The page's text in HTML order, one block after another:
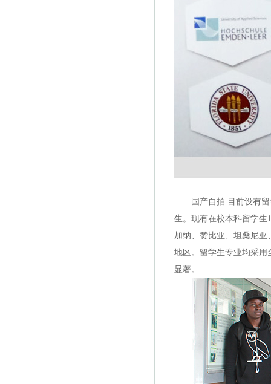
国产自拍 目前设有留
生。现有在校本科留学生
加纳、赞比亚、坦桑尼
地区。留学生专业均采用
显著。